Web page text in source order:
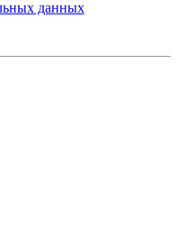
данных